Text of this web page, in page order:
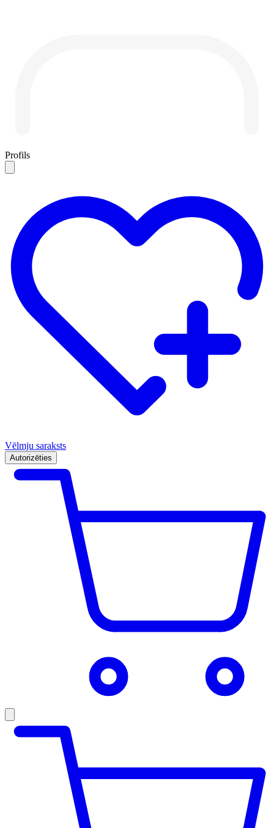
Profils
Vēlmju saraksts
Autorizēties